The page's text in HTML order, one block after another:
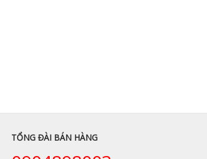
TỔNG ĐÀI BÁN HÀNG